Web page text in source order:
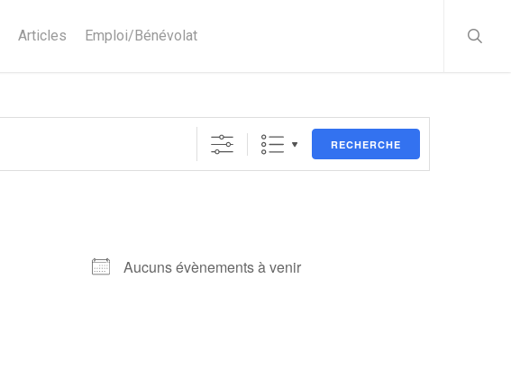
Articles Emploi/Bénévolat
RECHERCHE
Aucuns évènements à venir